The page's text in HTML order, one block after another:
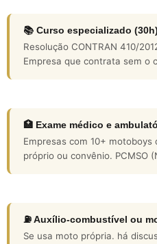
📚 Curso especializado (30h)
Resolução CONTRAN 410/
Empresa que contrata sem o
🏥 Exame médico e
Empresas com 10+
próprio ou convênio. PCMSO
⛽ Auxílio-combustível ou
Se usa moto própria. há